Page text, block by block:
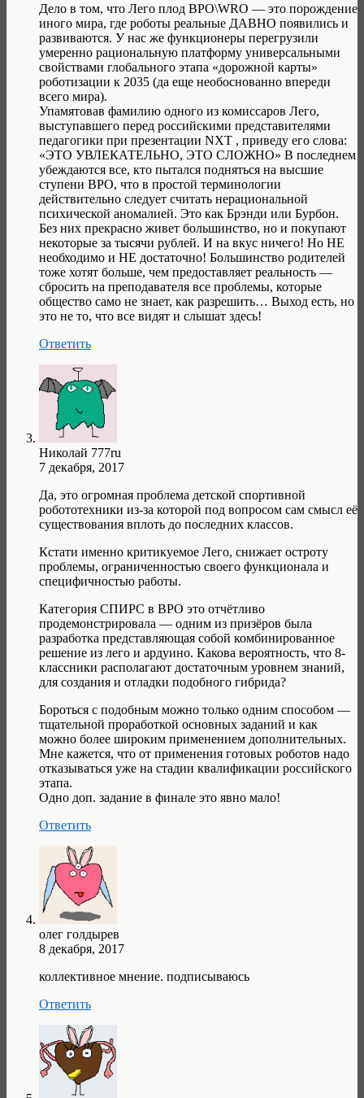
Дело в том, что Лего плод ВРО\WRO — это порождение
иного мира, где роботы реальные ДАВНО появились и
развиваются. У нас же функционеры перегрузили
умеренно рациональную платформу универсальными
свойствами глобального этапа «дорожной карты»
роботизации к 2035 (да еще необоснованно впереди
всего мира).
Упамятовав фамилию одного из комиссаров Лего,
выступавшего перед российскими представителями
педагогики при презентации NXT , приведу его слова:
«ЭТО УВЛЕКАТЕЛЬНО, ЭТО СЛОЖНО» В последнем
убеждаются все, кто пытался подняться на высшие
ступени ВРО, что в простой терминологии
действительно следует считать нерациональной
психической аномалией. Это как Брэнди или Бурбон.
Без них прекрасно живет большинство, но и покупают
некоторые за тысячи рублей. И на вкус ничего! Но НЕ
необходимо и НЕ достаточно! Большинство родителей
тоже хотят больше, чем предоставляет реальность —
сбросить на преподавателя все проблемы, которые
общество само не знает, как разрешить… Выход есть, но
это не то, что все видят и слышат здесь!
Ответить
Николай 777ru
7 декабря, 2017
Да, это огромная проблема детской спортивной
робототехники из-за которой под вопросом сам смысл её
существования вплоть до последних классов.
Кстати именно критикуемое Лего, снижает остроту
проблемы, ограниченностью своего функционала и
специфичностью работы.
Категория СПИРС в ВРО это отчётливо
продемонстрировала — одним из призёров была
разработка представляющая собой комбинированное
решение из лего и ардуино. Какова вероятность, что 8-
классники располагают достаточным уровнем знаний,
для создания и отладки подобного гибрида?
Бороться с подобным можно только одним способом —
тщательной проработкой основных заданий и как
можно более широким применением дополнительных.
Мне кажется, что от применения готовых роботов надо
отказываться уже на стадии квалификации российского
этапа.
Одно доп. задание в финале это явно мало!
Ответить
олег голдырев
8 декабря, 2017
коллективное мнение. подписываюсь
Ответить